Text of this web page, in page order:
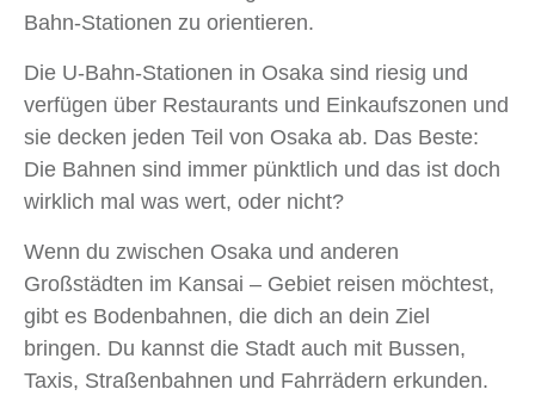
Bahn-Stationen zu orientieren.
Die U-Bahn-Stationen in Osaka sind riesig und
verfügen über Restaurants und Einkaufszonen und
sie decken jeden Teil von Osaka ab. Das Beste:
Die Bahnen sind immer pünktlich und das ist doch
wirklich mal was wert, oder nicht?
Wenn du zwischen Osaka und anderen
Großstädten im Kansai – Gebiet reisen möchtest,
gibt es Bodenbahnen, die dich an dein Ziel
bringen. Du kannst die Stadt auch mit Bussen,
Taxis, Straßenbahnen und Fahrrädern erkunden.